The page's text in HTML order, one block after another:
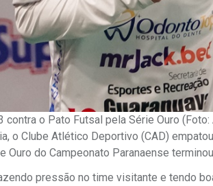
contra o Pato Futsal pela Série Ouro
o Clube Atlético Deportivo (CAD)
Ouro do Campeonato Paranaense
pressão no time visitante e tendo